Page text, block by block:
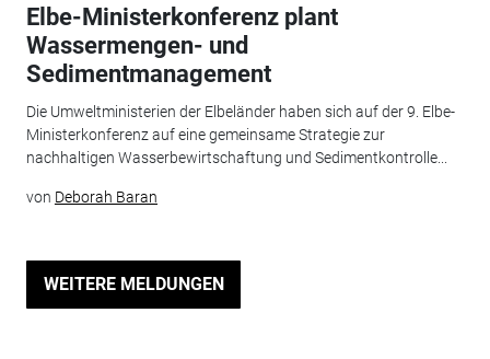
Elbe-Ministerkonferenz plant
Wassermengen- und
Sedimentmanagement
Die Umweltministerien der Elbeländer haben sich auf der 9. Elbe-
Ministerkonferenz auf eine gemeinsame Strategie zur
nachhaltigen Wasserbewirtschaftung und Sedimentkontrolle...
von Deborah Baran
WEITERE MELDUNGEN